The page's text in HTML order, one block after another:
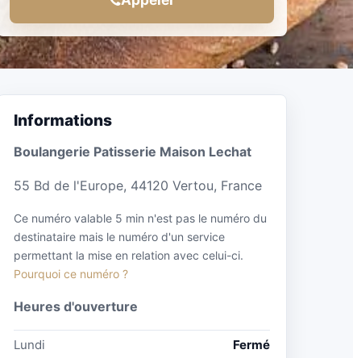
Informations
Boulangerie Patisserie Maison Lechat
55 Bd de l'Europe, 44120 Vertou, France
Ce numéro valable 5 min n'est pas le numéro du
destinataire mais le numéro d'un service
permettant la mise en relation avec celui-ci.
Pourquoi ce numéro ?
Heures d'ouverture
Lundi
Fermé